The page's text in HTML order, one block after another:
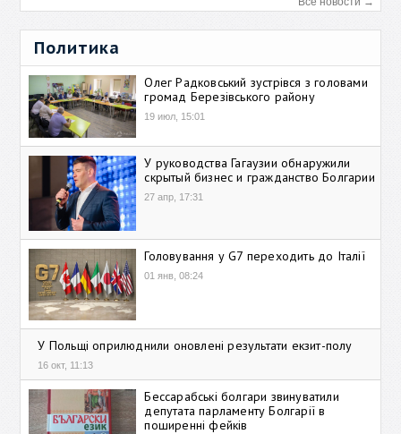
Политика
Олег Радковський зустрівся з головами
громад Березівського району
19 июл, 15:01
У руководства Гагаузии обнаружили
скрытый бизнес и гражданство Болгарии
27 апр, 17:31
Головування у G7 переходить до Італії
01 янв, 08:24
У Польщі оприлюднили оновлені результати екзит-полу
16 окт, 11:13
Бессарабські болгари звинуватили
депутата парламенту Болгарії в
поширенні фейків